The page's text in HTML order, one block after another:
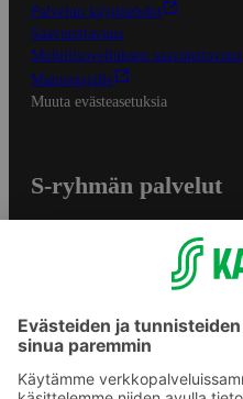
Palvelun käyttöehdot
Saavutettavuus
Mobiilisovelluksen saavutettavuus
Mainostajalle
Muuta evästeasetuksia
S-ryhmän palvelut
S-ostoslista -sovellus
Prisma.fi
Sokos.fi
S-Pankki